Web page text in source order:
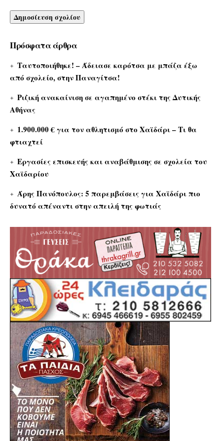
Πρόσφατα άρθρα
Ταυτοποιήθηκε! – Άδειασε καρότσα με μπάζα έξω
από σχολείο, στην Παναγίτσα!
Ριζική ανακαίνιση σε αγαπημένο στέκι της Δυτικής
Αθήνας
1.900.000 € για τον αθλητισμό στο Χαϊδάρι – Τι θα
φτιαχτεί
Εργασίες επισκευής και αναβάθμισης σε σχολεία του
Χαϊδαρίου
Άρης Πανόπουλος: 5 παρεμβάσεις για Χαϊδάρι πιο
δυνατό απέναντι στην απειλή της φωτιάς